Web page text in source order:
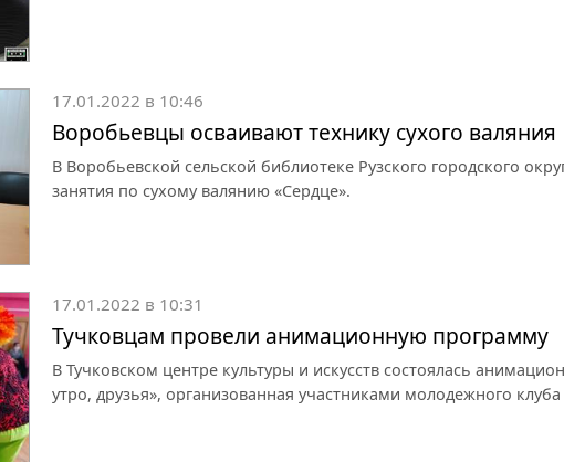
17.01.2022 в 10:46
Воробьевцы осваивают технику сухого валяния
В Воробьевской сельской библиотеке Рузского городского
занятия по сухому валянию «Сердце».
17.01.2022 в 10:31
Тучковцам провели анимационную программу
В Тучковском центре культуры и искусств состоялась
утро, друзья», организованная участниками молодежного